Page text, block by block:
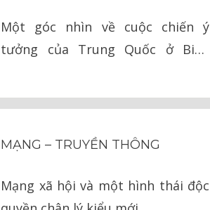
Một góc nhìn về cuộc chiến ý
tưởng của Trung Quốc ở Biển
MẠNG – TRUYỀN THÔNG
Mạng xã hội và một hình thái độc